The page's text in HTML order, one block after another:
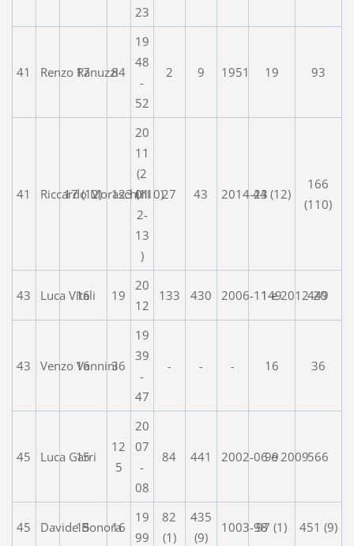
23
41 Renzo Ranuzzi
17 84
19
48
-
52
2 9 1951 19 93
41 Riccardo Moraschini
17 (12) 123 (110)
20
11
(2
01
2-
13
)
27 43 2014-2344 (12)
166
(110)
43 Luca Vitali
16 19
20
12
133 430 2006-11 e 2012-20
149 449
43 Venzo Vannini
16 36
19
39
-
47
- - - 16 36
45 Luca Garri
15
12
5
20
07
-
08
84 441 2002-06 e 2009
99 566
45 Davide Bonora
15 16
19
99
82
(1)
435
(9)
1003-9897 (1) 451 (9)